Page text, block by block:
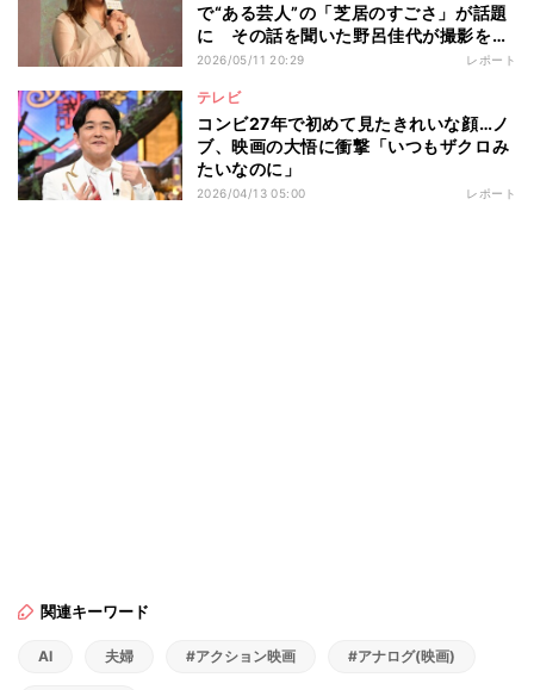
で“ある芸人”の「芝居のすごさ」が話題
に その話を聞いた野呂佳代が撮影を見
学に行くと…そこで言われた一言を明か
2026/05/11 20:29 レポート
テレビ
コンビ27年で初めて見たきれいな顔…ノ
ブ、映画の大悟に衝撃「いつもザクロみ
たいなのに」
2026/04/13 05:00 レポート
関連キーワード
AI 夫婦 #アクション映画 #アナログ(映画)